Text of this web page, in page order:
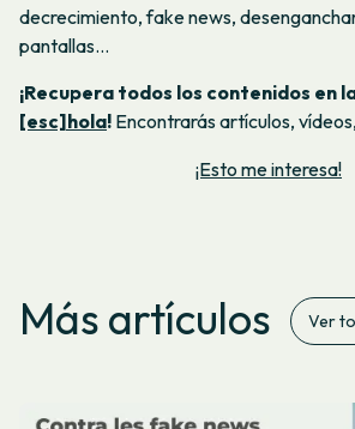
decrecimiento, fake news,
pantallas…
¡Recupera todos los contenidos en
[esc]hola! Encontrarás artículos, vídeos,
¡Esto me interesa!
Más artículos Ver